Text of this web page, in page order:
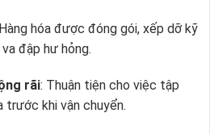
hóa được đóng gói, xếp dỡ kỹ
đập hư hỏng.
rãi: Thuận tiện cho việc tập
trước khi vận chuyển.